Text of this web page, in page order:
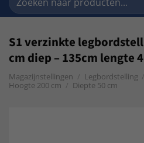
naar:
S1 verzinkte
cm diep – 135cm lengte
Magazijnstellingen / Legbordstelling /
Hoogte 200 cm / Diepte 50 cm